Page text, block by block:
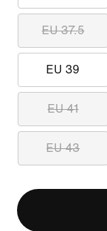
EU 37.5
EU 39
EU 41
EU 43